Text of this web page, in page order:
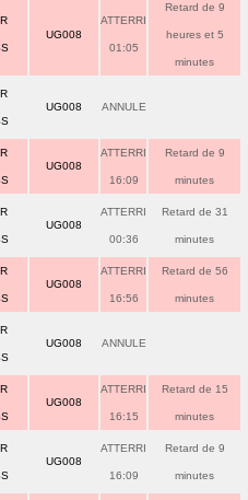
UG008
ATTERRI
01:05
Retard de 9
heures et 5
minutes
UG008 ANNULE
UG008
ATTERRI
16:09
Retard de 9
minutes
UG008
ATTERRI
00:36
Retard de 31
minutes
UG008
ATTERRI
16:56
Retard de 56
minutes
UG008 ANNULE
UG008
ATTERRI
16:15
Retard de 15
minutes
UG008
ATTERRI
16:09
Retard de 9
minutes